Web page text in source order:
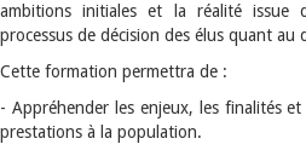
ambitions initiales et la réalité
processus de décision des élus quant au
Cette formation permettra de :
- Appréhender les enjeux, les finalités et
prestations à la population.